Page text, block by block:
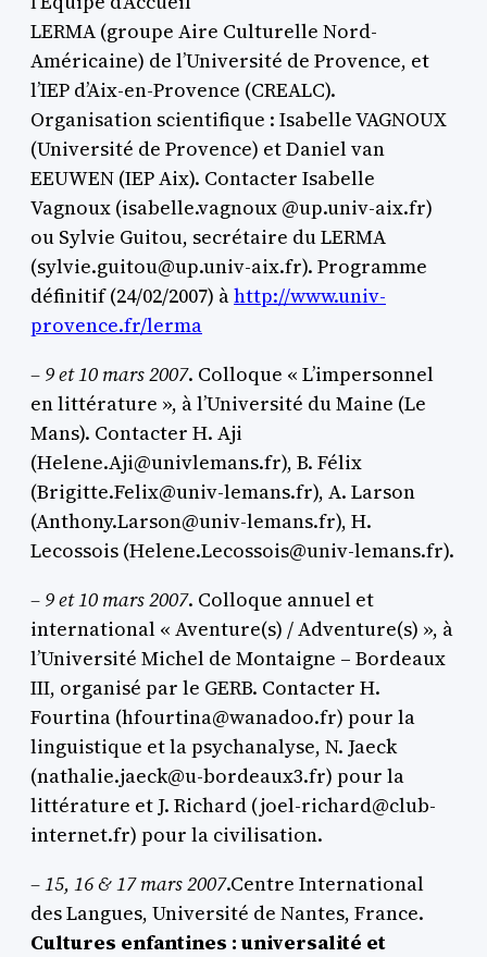
LERMA (groupe Aire Culturelle Nord-
Américaine) de l’Université de Provence, et
l’IEP d’Aix-en-Provence (CREALC).
Organisation scientifique : Isabelle VAGNOUX
(Université de Provence) et Daniel van
EEUWEN (IEP Aix). Contacter Isabelle
Vagnoux (isabelle.vagnoux @up.univ-aix.fr)
ou Sylvie Guitou, secrétaire du LERMA
(sylvie.guitou@up.univ-aix.fr). Programme
définitif (24/02/2007) àhttp://www.univ-
provence.fr/lerma
– 9 et 10 mars 2007. Colloque « L’impersonnel
en littérature », à l’Université du Maine (Le
Mans). Contacter H. Aji
(Helene.Aji@univlemans.fr), B. Félix
(Brigitte.Felix@univ-lemans.fr), A. Larson
(Anthony.Larson@univ-lemans.fr), H.
Lecossois (Helene.Lecossois@univ-lemans.fr).
– 9 et 10 mars 2007. Colloque annuel et
international « Aventure(s) / Adventure(s) », à
l’Université Michel de Montaigne – Bordeaux
III, organisé par le GERB. Contacter H.
Fourtina (hfourtina@wanadoo.fr) pour la
linguistique et la psychanalyse, N. Jaeck
(nathalie.jaeck@u-bordeaux3.fr) pour la
littérature et J. Richard (joel-richard@club-
internet.fr) pour la civilisation.
– 15, 16 & 17 mars 2007.Centre International
des Langues, Université de Nantes, France.
Cultures enfantines : universalité et